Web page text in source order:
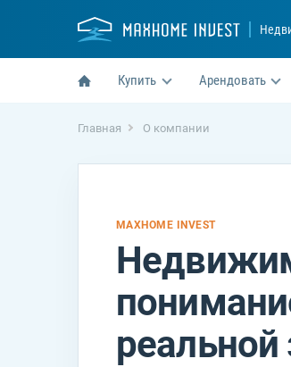
Купить Арендовать
Главная О компании
MAXHOME INVEST
реальной